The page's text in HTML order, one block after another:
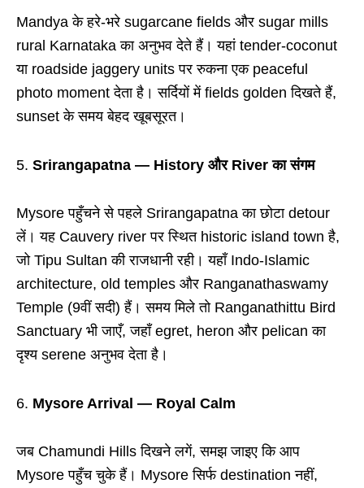
Mandya के हरे-भरे sugarcane fields और sugar mills
rural Karnataka का अनुभव देते हैं। यहां tender-coconut
या roadside jaggery units पर रुकना एक peaceful
photo moment देता है। सर्दियों में fields golden दिखते हैं,
sunset के समय बेहद खूबसूरत।
Srirangapatna — History और River का संगम
Mysore पहुँचने से पहले Srirangapatna का छोटा detour
लें। यह Cauvery river पर स्थित historic island town है,
जो Tipu Sultan की राजधानी रही। यहाँ Indo-Islamic
architecture, old temples और Ranganathaswamy
Temple (9वीं सदी) हैं। समय मिले तो Ranganathittu Bird
Sanctuary भी जाएँ, जहाँ egret, heron और pelican का
दृश्य serene अनुभव देता है।
Mysore Arrival — Royal Calm
जब Chamundi Hills दिखने लगें, समझ जाइए कि आप
Mysore पहुँच चुके हैं। Mysore सिर्फ destination नहीं,